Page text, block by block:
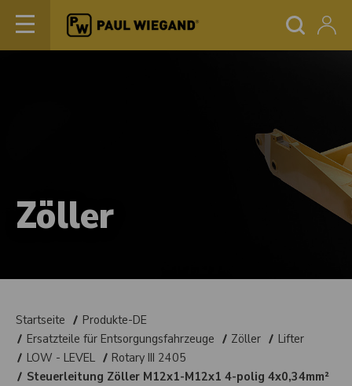
Zöller
Startseite
Produkte-DE
Ersatzteile für Entsorgungsfahrzeuge
Zöller
Lifter
LOW - LEVEL
Rotary III 2405
Steuerleitung Zöller M12x1-M12x1 4-polig 4x0,34mm²